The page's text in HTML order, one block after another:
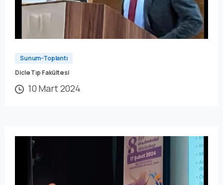
Sunum-Toplantı
Dicle Tıp Fakültesi
10 Mart 2024